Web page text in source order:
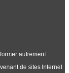
autrement
de sites Internet